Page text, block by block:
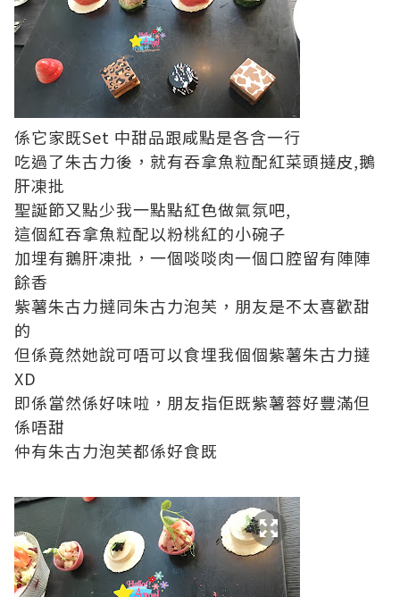
係它家既Set 中甜品跟咸點是各含一行
吃過了朱古力後，就有吞拿魚粒配紅菜頭撻皮,鵝
肝凍批
聖誕節又點少我一點點紅色做氣氛吧,
這個紅吞拿魚粒配以粉桃紅的小碗子
加埋有鵝肝凍批，一個啖啖肉一個口腔留有陣陣
餘香
紫薯朱古力撻同朱古力泡芙，朋友是不太喜歡甜
的
但係竟然她說可唔可以食埋我個個紫薯朱古力撻
XD
即係當然係好味啦，朋友指佢既紫薯蓉好豐滿但
係唔甜
仲有朱古力泡芙都係好食既